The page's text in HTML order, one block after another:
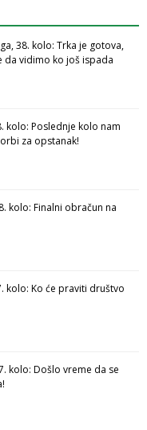
38. kolo: Trka je gotova,
da vidimo ko još ispada
kolo: Poslednje kolo nam
za opstanak!
kolo: Finalni obračun na
kolo: Ko će praviti društvo
kolo: Došlo vreme da se